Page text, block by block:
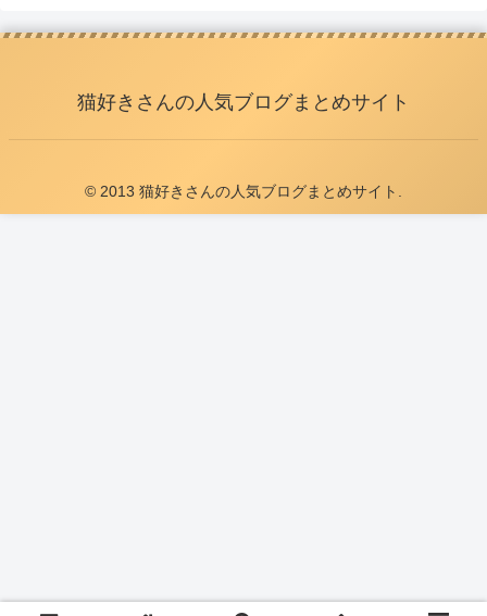
猫好きさんの人気ブログまとめサイト
© 2013 猫好きさんの人気ブログまとめサイト.